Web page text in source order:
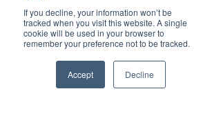
If you decline, your information won’t be
tracked when you visit this website. A single
cookie will be used in your browser to
remember your preference not to be tracked.
Accept Decline
Send
Email Facebook